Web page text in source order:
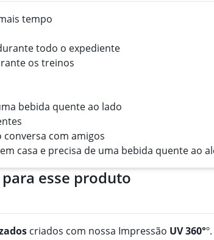
tempo
todo o expediente
os treinos
bebida quente ao lado
com amigos
casa e precisa de uma bebida quente ao
esse produto
s criados com nossa Impressão UV 360°